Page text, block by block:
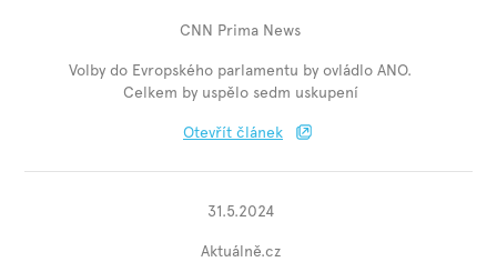
CNN Prima News
Volby do Evropského parlamentu by ovládlo ANO.
Celkem by uspělo sedm uskupení
Otevřít článek
31.5.2024
Aktuálně.cz